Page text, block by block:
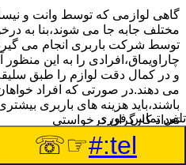
گاهی لوازمی که توسط وانت و
مختلف جابه جا می شوند،بنا به
توسط شرکت باربری انجام می
چاراویماق،افرادی را به این
و در کمال دقت لوازم را طبق
می دهند.در صورتی که افراد
باشند،باید هزینه های باربری
تعداد کارگران درخواستی
اتحادیه باربری چاراویماق برای
ثابتی را اعلام خواهد کرد.مشتری
تلفن تماس فوری
tel:#
☞☏